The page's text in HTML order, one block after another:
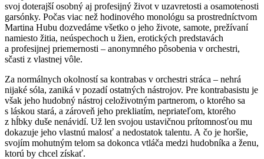
svoj doterajší osobný aj profesijný život v uzavretosti a osamotenosti
garsónky. Počas viac než hodinového monológu sa prostredníctvom
Martina Hubu dozvedáme všetko o jeho živote, samote, prežívaní
namiesto žitia, neúspechoch u žien, erotických predstavách
a profesijnej priemernosti – anonymného pôsobenia v orchestri,
sčasti z vlastnej vôle.
Za normálnych okolností sa kontrabas v orchestri stráca – nehrá
nijaké sóla, zaniká v pozadí ostatných nástrojov. Pre kontrabasistu je
však jeho hudobný nástroj celoživotným partnerom, o ktorého sa
s láskou stará, a zároveň jeho prekliatím, nepriateľom, ktorého
z hĺbky duše nenávidí. Už len svojou ustavičnou prítomnosťou mu
dokazuje jeho vlastnú malosť a nedostatok talentu. A čo je horšie,
svojím mohutným telom sa dokonca vtláča medzi hudobníka a ženu,
ktorú by chcel získať.